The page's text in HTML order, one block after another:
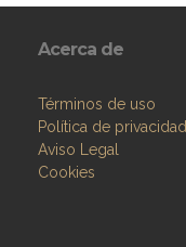
Acerca de
Términos de uso
Política de privacidad
Aviso Legal
Cookies